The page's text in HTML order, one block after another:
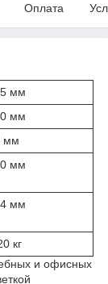
Оплата
мм
мм
мм
мм
мм
кг
и офисных